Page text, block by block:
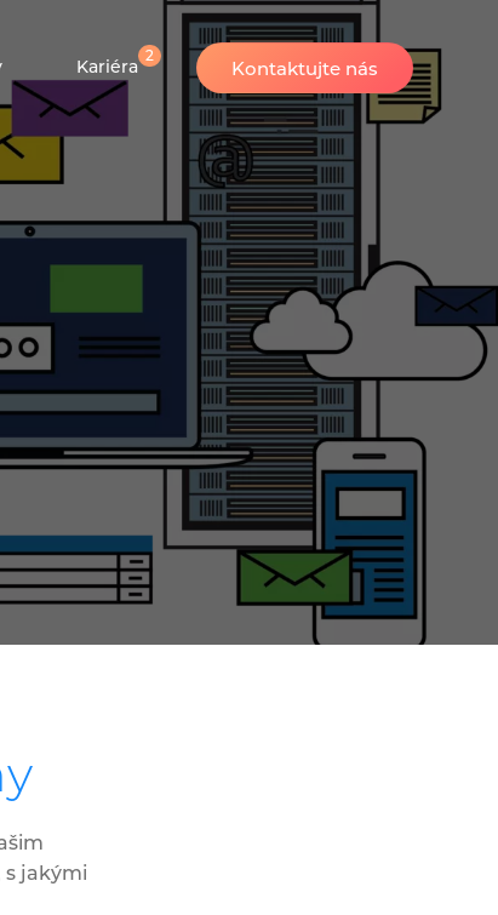
Kariéra 2
Kontaktujte nás
s jakými